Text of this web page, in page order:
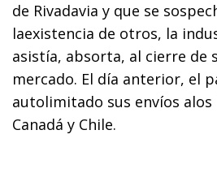
de Rivadavia y que se
laexistencia de otros, la
asistía, absorta, al cierre de
mercado. El día anterior, el
autolimitado sus envíos alos
Canadá y Chile.